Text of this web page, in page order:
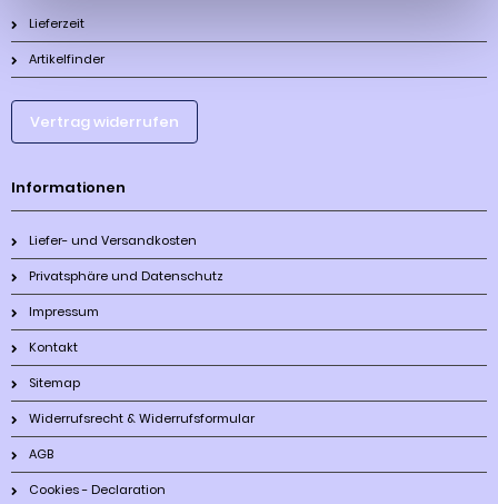
Lieferzeit
Artikelfinder
Vertrag widerrufen
Informationen
Liefer- und Versandkosten
Privatsphäre und Datenschutz
Impressum
Kontakt
Sitemap
Widerrufsrecht & Widerrufsformular
AGB
Cookies - Declaration